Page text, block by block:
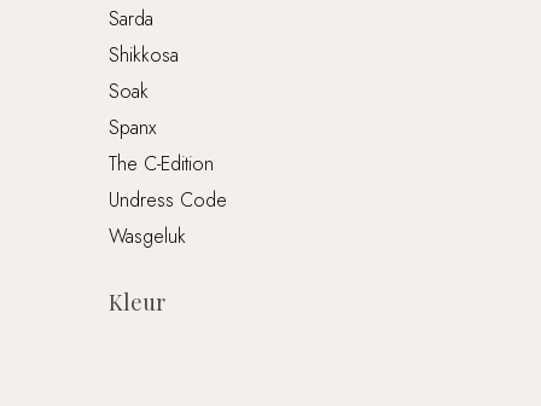
Sarda
Shikkosa
Soak
Spanx
The C-Edition
Undress Code
Wasgeluk
Kleur